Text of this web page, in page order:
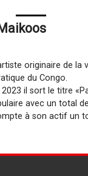
originaire de la
du Congo.
2023 il sort le titre
avec un total
à son actif un